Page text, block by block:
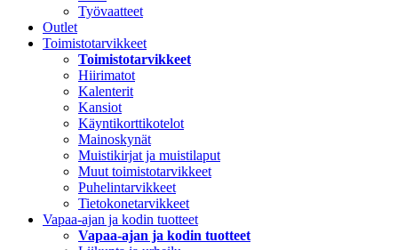
Työvaatteet
Outlet
Toimistotarvikkeet
Toimistotarvikkeet
Hiirimatot
Kalenterit
Kansiot
Käyntikorttikotelot
Mainoskynät
Muistikirjat ja muistilaput
Muut toimistotarvikkeet
Puhelintarvikkeet
Tietokonetarvikkeet
Vapaa-ajan ja kodin tuotteet
Vapaa-ajan ja kodin tuotteet